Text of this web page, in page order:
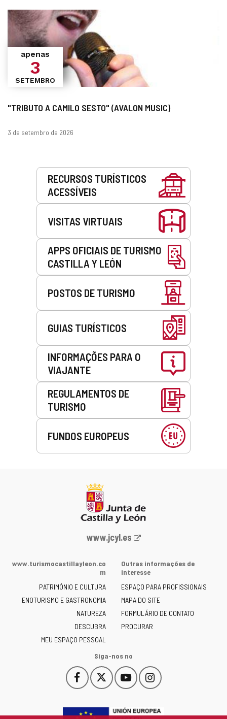
"TRIBUTO A CAMILO SESTO" (AVALON MUSIC)
apenas
3
SETEMBRO
datas
3 de setembro de 2026
RECURSOS TURÍSTICOS
ACESSÍVEIS
VISITAS VIRTUAIS
APPS OFICIAIS DE TURISMO
CASTILLA Y LEÓN
POSTOS DE TURISMO
GUIAS TURÍSTICOS
INFORMAÇÕES PARA O
VIAJANTE
REGULAMENTOS DE
TURISMO
FUNDOS EUROPEUS
Portal
Junta
de
Castilla
y
León
-
www.jcyl.es
www.turismocastillayleon.co
m
PATRIMÓNIO E CULTURA
ENOTURISMO E GASTRONOMIA
NATUREZA
DESCUBRA
MEU ESPAÇO PESSOAL
Outras informações de
interesse
ESPAÇO PARA PROFISSIONAIS
MAPA DO SITE
FORMULÁRIO DE CONTATO
PROCURAR
Siga-nos no
Facebook
Este
enlace
abrirá
Este
enlace
abrirá
YouTube
Este
enlace
abrirá
Instagram
Este
enlace
abrirá